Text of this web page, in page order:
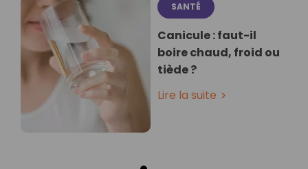
SANTÉ
Canicule : faut-il
boire chaud, froid ou
tiède ?
Lire la suite